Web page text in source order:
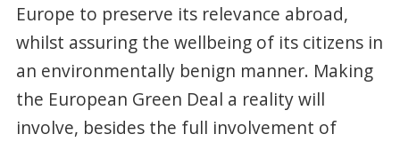
Europe to preserve its relevance abroad,
whilst assuring the wellbeing of its citizens in
an environmentally benign manner. Making
the European Green Deal a reality will
involve, besides the full involvement of